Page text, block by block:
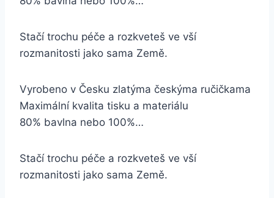
Stačí trochu péče a rozkveteš ve vší
rozmanitosti jako sama Země.
Vyrobeno v Česku zlatýma českýma ručičkama
Maximální kvalita tisku a materiálu
80% bavlna nebo 100%…
Stačí trochu péče a rozkveteš ve vší
rozmanitosti jako sama Země.